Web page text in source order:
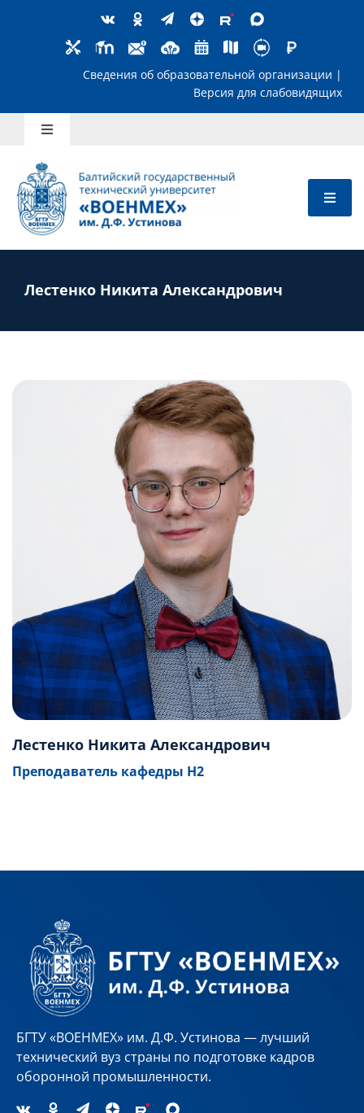
Сведения об образовательной
Toggle
Школьникам
Абитуриентам
Преподавателям
Лестенко Никита Александрович
Лестенко Никита Александрович
Преподаватель кафедры Н2
БГТУ «ВОЕНМЕХ» им. Д.Ф. Устинова — лучший
технический вуз страны по подготовке кадров
оборонной промышленности.